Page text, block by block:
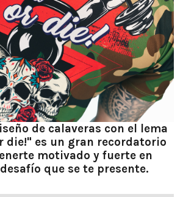
de calaveras con el lema
die!" es un gran recordatorio
motivado y fuerte en
que se te presente.